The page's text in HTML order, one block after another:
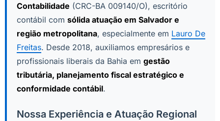
Contabilidade (CRC-BA 009140/O), escritório
contábil com sólida atuação em Salvador e
região metropolitana, especialmente em Lauro De
Freitas. Desde 2018, auxiliamos empresários e
profissionais liberais da Bahia em gestão
tributária, planejamento fiscal estratégico e
conformidade contábil.
Nossa Experiência e Atuação Regional